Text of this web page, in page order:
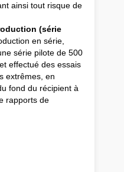
ainsi tout risque de
(série
en série,
série pilote de 500
effectué des essais
extrêmes, en
fond du récipient à
rapports de